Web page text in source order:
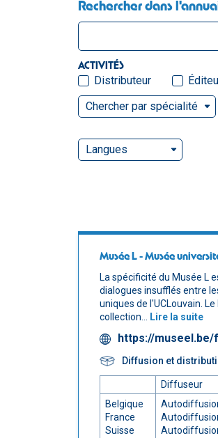
Rechercher dans
ACTIVITÉS
Distributeur
Chercher par spécialité
Langues
Musée L - Musée
La spécificité du Musée L
dialogues insufflés entre
uniques de l'UCLouvain.
collection...
Lire la suite
https://museel.be/
Diffusion et
Diffuseur
Belgique
France
Suisse